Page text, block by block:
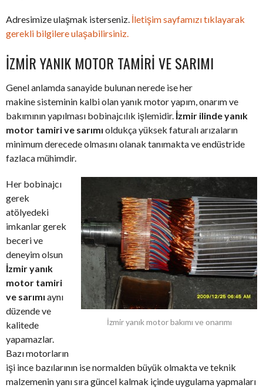
Adresimize ulaşmak isterseniz. İletişim sayfamızı tıklayarak
gerekli bilgilere ulaşabilirsiniz.
İZMIR YANIK MOTOR TAMIRI VE SARIMI
Genel anlamda sanayide bulunan nerede ise her
makine sisteminin kalbi olan yanık motor yapım, onarım ve
bakımının yapılması bobinajcılık işlemidir. İzmir ilinde yanık
motor tamiri ve sarımı oldukça yüksek faturalı arızaların
minimum derecede olmasını olanak tanımakta ve endüstride
fazlaca mühimdir.
İzmir yanık motor bakımı ve onarımı
Her bobinajcı
gerek
atölyedeki
imkanlar gerek
beceri ve
deneyim olsun
İzmir yanık
motor tamiri
ve sarımı aynı
düzende ve
kalitede
yapamazlar.
Bazı motorların
işi ince bazılarının ise normalden büyük olmakta ve teknik
malzemenin yanı sıra güncel kalmak içinde uygulama yapmaları